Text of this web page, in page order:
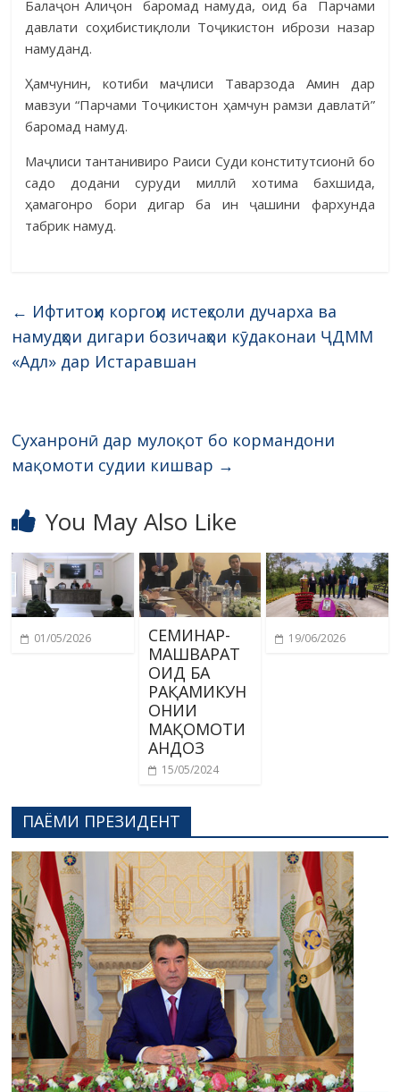
Балаҷон Алиҷон баромад намуда, оид ба Парчами
давлати соҳибистиқлоли Тоҷикистон ибрози назар
намуданд.
Ҳамчунин, котиби маҷлиси Таварзода Амин дар
мавзуи “Парчами Тоҷикистон ҳамчун рамзи давлатӣ”
баромад намуд.
Маҷлиси тантанивиро Раиси Суди конститутсионӣ бо
садо додани суруди миллӣ хотима бахшида,
ҳамагонро бори дигар ба ин ҷашини фархунда
табрик намуд.
← Ифтитоҳи коргоҳи истеҳсоли дучарха ва
намудҳои дигари бозичаҳои кӯдаконаи ҶДММ
«Адл» дар Истаравшан
Суханронӣ дар мулоқот бо кормандони
мақомоти судии кишвар →
You May Also Like
01/05/2026
СЕМИНАР-
МАШВАРАТ
ОИД БА
РАҚАМИКУН
ОНИИ
МАҚОМОТИ
АНДОЗ
15/05/2024
19/06/2026
ПАЁМИ ПРЕЗИДЕНТ